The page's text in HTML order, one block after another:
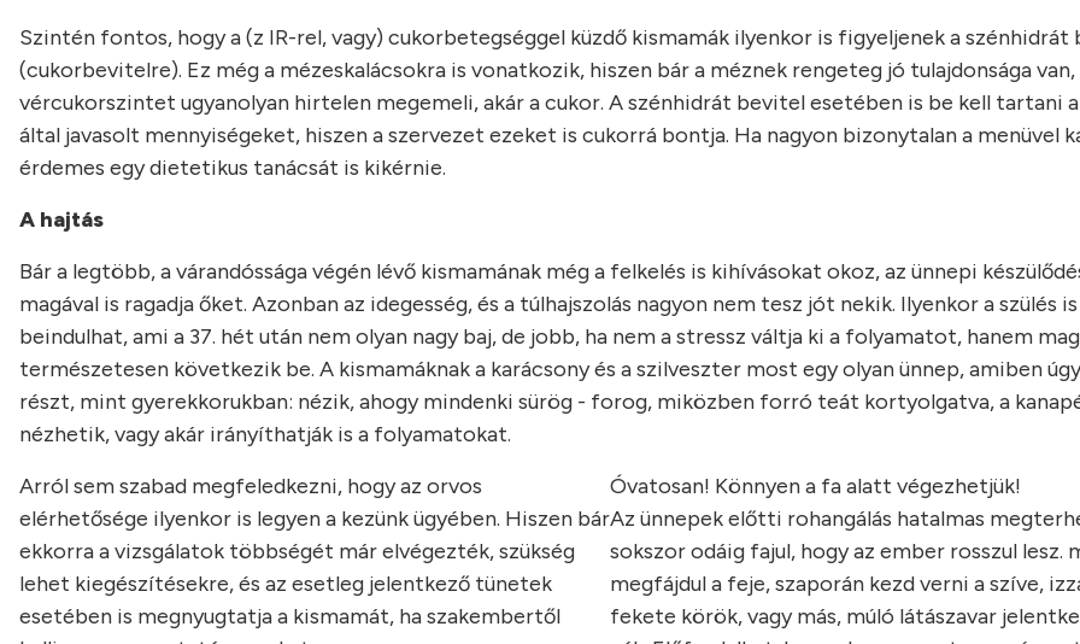
Szintén fontos, hogy a (z IR-rel, vagy) cukorbetegséggel küzdő kismamák ilyenkor is figyeljenek a szénhidrát
(cukorbevitelre). Ez még a mézeskalácsokra is vonatkozik, hiszen bár a méznek rengeteg jó tulajdonsága van,
vércukorszintet ugyanolyan hirtelen megemeli, akár a cukor. A szénhidrát bevitel esetében is be kell tartani
által javasolt mennyiségeket, hiszen a szervezet ezeket is cukorrá bontja. Ha nagyon bizonytalan a menüvel
érdemes egy dietetikus tanácsát is kikérnie.
A hajtás
Bár a legtöbb, a várandóssága végén lévő kismamának még a felkelés is kihívásokat okoz, az ünnepi
magával is ragadja őket. Azonban az idegesség, és a túlhajszolás nagyon nem tesz jót nekik. Ilyenkor a szülés
beindulhat, ami a 37. hét után nem olyan nagy baj, de jobb, ha nem a stressz váltja ki a folyamatot, hanem
természetesen következik be. A kismamáknak a karácsony és a szilveszter most egy olyan ünnep, amiben
részt, mint gyerekkorukban: nézik, ahogy mindenki sürög - forog, miközben forró teát kortyolgatva, a
nézhetik, vagy akár irányíthatják is a folyamatokat.
Óvatosan! Könnyen a fa alatt végezhetjük!
Az ünnepek előtti rohangálás hatalmas
sokszor odáig fajul, hogy az ember rosszul lesz.
megfájdul a feje, szaporán kezd verni a szíve,
fekete körök, vagy más, múló látászavar
Arról sem szabad megfeledkezni, hogy az orvos
elérhetősége ilyenkor is legyen a kezünk ügyében. Hiszen bár
ekkorra a vizsgálatok többségét már elvégezték, szükség
lehet kiegészítésekre, és az esetleg jelentkező tünetek
esetében is megnyugtatja a kismamát, ha szakembertől